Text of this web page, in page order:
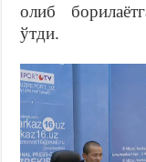
олиб
ўтди.